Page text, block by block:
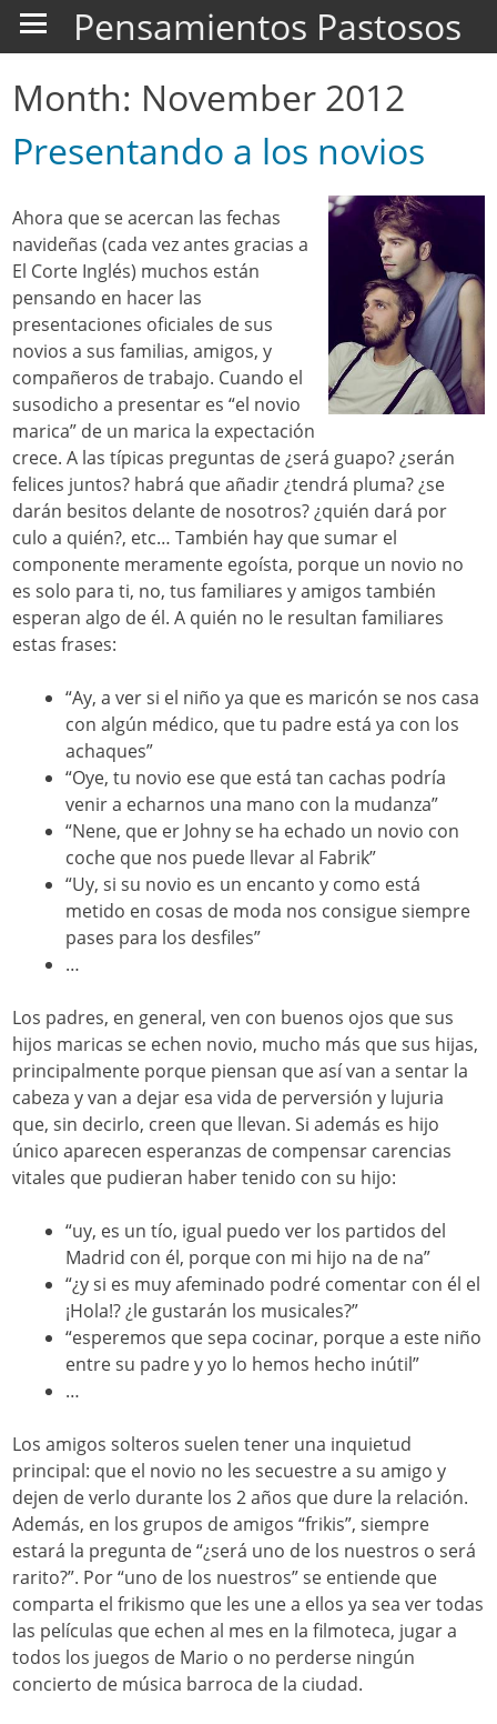
Pensamientos Pastosos
Month: November 2012
Presentando a los novios
Ahora que se acercan las fechas
navideñas (cada vez antes gracias a
El Corte Inglés) muchos están
pensando en hacer las
presentaciones oficiales de sus
novios a sus familias, amigos, y
compañeros de trabajo. Cuando el
susodicho a presentar es “el novio
marica” de un marica la expectación
crece. A las típicas preguntas de ¿será guapo? ¿serán
felices juntos? habrá que añadir ¿tendrá pluma? ¿se
darán besitos delante de nosotros? ¿quién dará por
culo a quién?, etc… También hay que sumar el
componente meramente egoísta, porque un novio no
es solo para ti, no, tus familiares y amigos también
esperan algo de él. A quién no le resultan familiares
estas frases:
“Ay, a ver si el niño ya que es maricón se nos casa
con algún médico, que tu padre está ya con los
achaques”
“Oye, tu novio ese que está tan cachas podría
venir a echarnos una mano con la mudanza”
“Nene, que er Johny se ha echado un novio con
coche que nos puede llevar al Fabrik”
“Uy, si su novio es un encanto y como está
metido en cosas de moda nos consigue siempre
pases para los desfiles”
…
Los padres, en general, ven con buenos ojos que sus
hijos maricas se echen novio, mucho más que sus hijas,
principalmente porque piensan que así van a sentar la
cabeza y van a dejar esa vida de perversión y lujuria
que, sin decirlo, creen que llevan. Si además es hijo
único aparecen esperanzas de compensar carencias
vitales que pudieran haber tenido con su hijo:
“uy, es un tío, igual puedo ver los partidos del
Madrid con él, porque con mi hijo na de na”
“¿y si es muy afeminado podré comentar con él el
¡Hola!? ¿le gustarán los musicales?”
“esperemos que sepa cocinar, porque a este niño
entre su padre y yo lo hemos hecho inútil”
…
Los amigos solteros suelen tener una inquietud
principal: que el novio no les secuestre a su amigo y
dejen de verlo durante los 2 años que dure la relación.
Además, en los grupos de amigos “frikis”, siempre
estará la pregunta de “¿será uno de los nuestros o será
rarito?”. Por “uno de los nuestros” se entiende que
comparta el frikismo que les une a ellos ya sea ver todas
las películas que echen al mes en la filmoteca, jugar a
todos los juegos de Mario o no perderse ningún
concierto de música barroca de la ciudad.